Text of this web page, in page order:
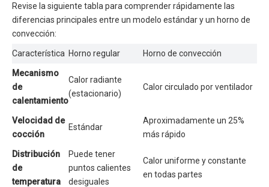
Revise la siguiente tabla para comprender rápidamente las
diferencias principales entre un modelo estándar y un horno de
convección:
Característica Horno regular Horno de convección
Mecanismo
de
calentamiento
Calor radiante
(estacionario)
Calor circulado por ventilador
Velocidad de
cocción
Estándar
Aproximadamente un 25%
más rápido
Distribución
de
temperatura
Puede tener
puntos calientes
desiguales
Calor uniforme y constante
en todas partes